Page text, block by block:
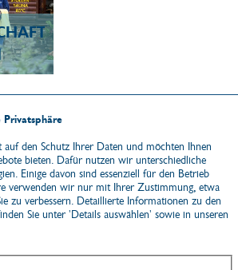
den Schutz Ihrer Daten und möchten Ihnen
bieten. Dafür nutzen wir unterschiedliche
Einige davon sind essenziell für den Betrieb
verwenden wir nur mit Ihrer Zustimmung, etwa
zu verbessern. Detaillierte Informationen zu den
Sie unter 'Details auswählen' sowie in unseren
NACH
Warmbad Wolkenstein GmbH
· D-09429 Wolkenstein / OT Warmbad
· Fax 037369 151-17 ·
info@warmbad.de